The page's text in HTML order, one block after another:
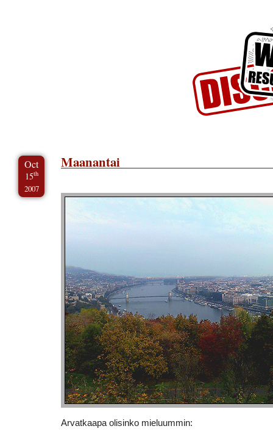
Oct
15th
2007
Maanantai
Arvatkaapa olisinko mieluummin: